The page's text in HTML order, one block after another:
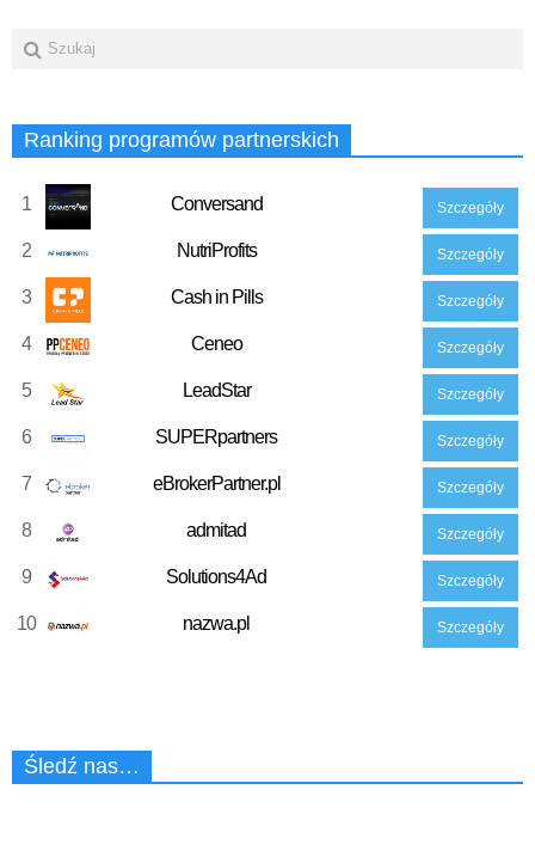
Ranking programów partnerskich
1 Conversand Szczegóły
2 NutriProfits Szczegóły
3 Cash in Pills Szczegóły
4 Ceneo Szczegóły
5 LeadStar Szczegóły
6 SUPERpartners Szczegóły
7 eBrokerPartner.pl Szczegóły
8 admitad Szczegóły
9 Solutions4Ad Szczegóły
10 nazwa.pl Szczegóły
Śledź nas…